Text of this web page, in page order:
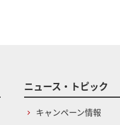
ニュース・トピック
キャンペーン情報